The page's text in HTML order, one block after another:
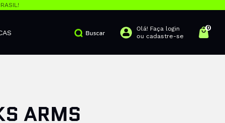
Buscar
Olá! Faça login
ou cadastre-se
0
ARMS